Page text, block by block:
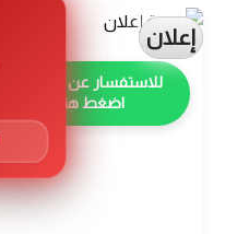
إعلان
اضغط هنا